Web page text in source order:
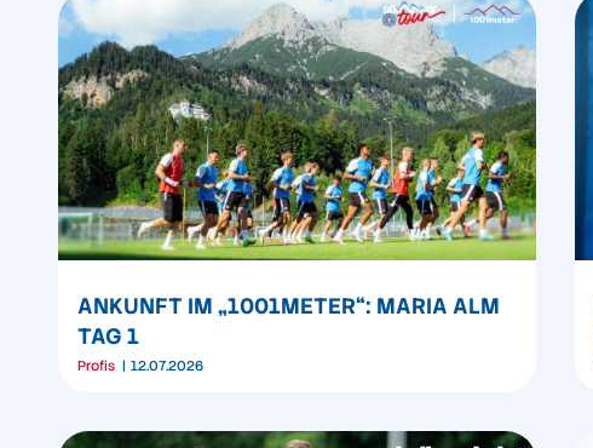
ANKUNFT IM „1001METER“: MARIA ALM
TAG 1
Profis 12.07.2026